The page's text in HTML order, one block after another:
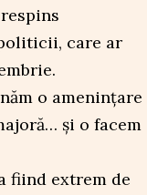
care ar
o amenințare
și o facem
fiind extrem de